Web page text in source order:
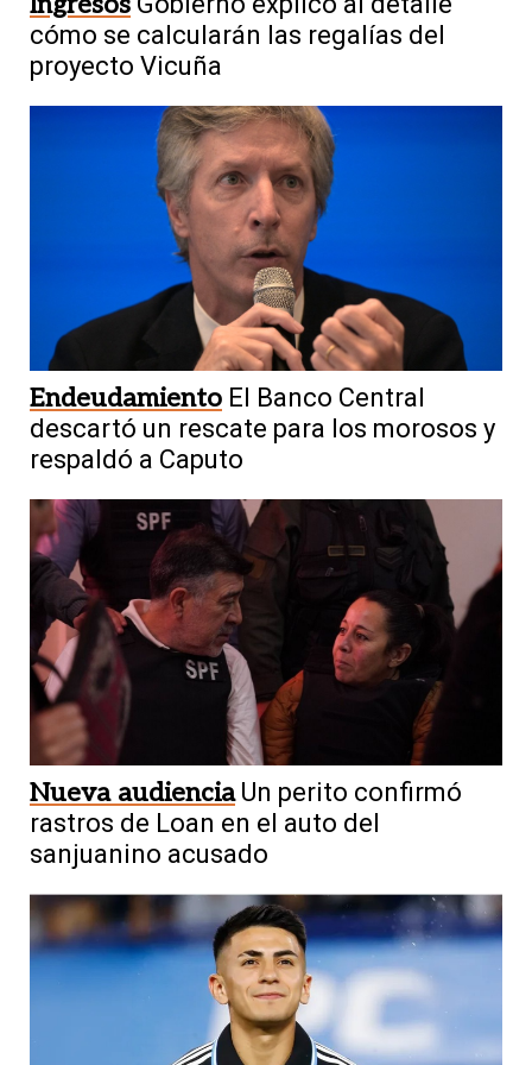
cómo se calcularán las regalías del
proyecto Vicuña
Endeudamiento El Banco Central
descartó un rescate para los morosos y
respaldó a Caputo
Nueva audiencia Un perito confirmó
rastros de Loan en el auto del
sanjuanino acusado